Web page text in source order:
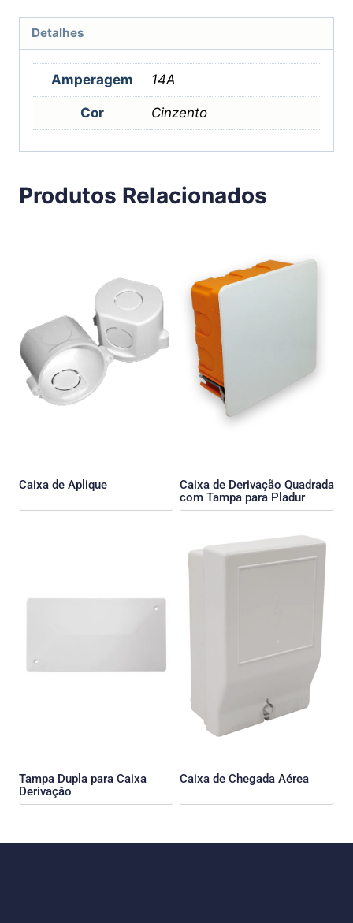
Detalhes
Amperagem 14A
Cor Cinzento
Produtos Relacionados
Caixa de Aplique
Caixa de Derivação Quadrada
com Tampa para Pladur
Tampa Dupla para Caixa
Derivaçăo
Caixa de Chegada Aérea